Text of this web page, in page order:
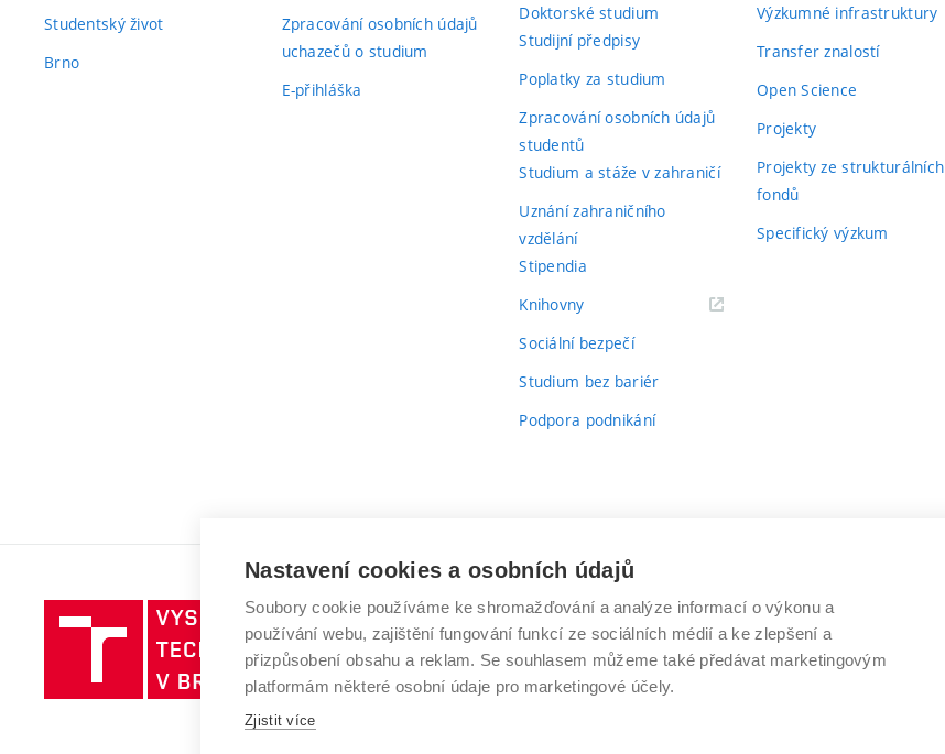
Studentský život
Brno
Zpracování osobních údajů
uchazečů o studium
E-přihláška
Doktorské studium
Studijní předpisy
Poplatky za studium
Zpracování osobních údajů
studentů
Studium a stáže v zahraničí
Uznání zahraničního
vzdělání
Stipendia
Knihovny(externí
Sociální bezpečí
Studium bez bariér
Podpora podnikání
Výzkumné infrastruktury
Transfer znalostí
Open Science
Projekty
Projekty ze strukturálních
fondů
Specifický výzkum
Vysoké
učení
technické
v
VYSOKÉ UČENÍ TECHNICKÉ V BRNĚ
Antonínská 548/1
602 00 Brno
www.vut.cz
Nastavení cookies a osobních údajů
Soubory cookie používáme ke shromažďování a analýze informací o výkonu a
používání webu, zajištění fungování funkcí ze sociálních médií a ke zlepšení a
přizpůsobení obsahu a reklam. Se souhlasem můžeme také předávat marketingovým
platformám některé osobní údaje pro marketingové účely.
Zjistit více